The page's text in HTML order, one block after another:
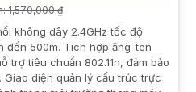
1,570,000 ₫
không dây 2.4GHz tốc độ
đến 500m. Tích hợp ăng-ten
trợ tiêu chuẩn 802.11n, đảm bảo
Giao diện quản lý cấu trúc trực